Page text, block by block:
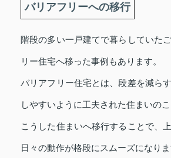
バリアフリーへの移行
階段の多い一戸建てで暮らしていた
リー住宅へ移った事例もあります。
バリアフリー住宅とは、段差を減ら
しやすいように工夫された住まいのこ
こうした住まいへ移行することで、
日々の動作が格段にスムーズになりま